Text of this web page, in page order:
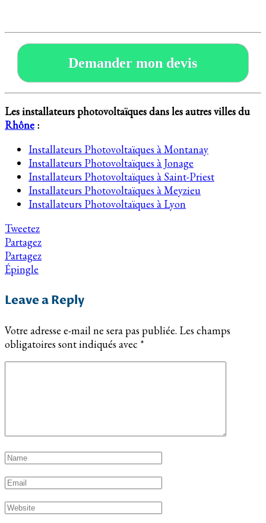
Demander mon devis
Les installateurs photovoltaïques dans les autres villes du
Rhône :
Installateurs Photovoltaïques à Montanay
Installateurs Photovoltaïques à Jonage
Installateurs Photovoltaïques à Saint-Priest
Installateurs Photovoltaïques à Meyzieu
Installateurs Photovoltaïques à Lyon
Tweetez
Partagez
Partagez
Épingle
Leave a Reply
Votre adresse e-mail ne sera pas publiée. Les champs
obligatoires sont indiqués avec *